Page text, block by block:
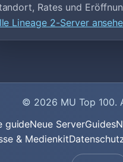
Rates und
Lineage 2-Server
© 2026 MU Top 100.
guideNeue ServerGuides
& Medienkit